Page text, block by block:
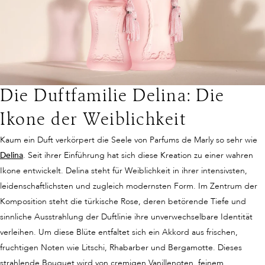
Les Premiers Féminine
Die Premiers-Kollektion zeichnet sich durch ihre besondere Raffinesse
und feine Nuancierung aus. Sie richtet sich an Frauen, die Wert auf
subtile, elegante Kompositionen legen, die dennoch einen
unverkennbaren Eindruck hinterlassen. Hier stehen zarte florale
Akkorde, delikate Früchte und weiche Hölzer im Vordergrund. Jeder
Duft ist wie ein poetisches Gemälde, das in leisen, aber tief
bewegenden Tönen eine Geschichte erzählt.
kraftvoll als auch elegant wirken. Sie sprechen Männer an, die Parfum
nicht nur als Accessoire begreifen, sondern als Teil ihrer Identität.
Parfums de Marly bietet vier Kollektionen für Herren, die jeweils eine
eigene Duftphilosophie verkörpern: Les Signatures Masculine, Les
Premiers Masculine, Les Exclusifs Masculine und Les Eaux Intenses.
Les Signatures Masculine
, der mit einer unverwechselbaren Mischung aus Apfel, Vanille
und edlen Hölzern weltweite Bekanntheit erlangt hat, oder
durch Tabak, Zimt und Vanille maskuline Sinnlichkeit neu definiert,
gehören zu dieser Linie. Diese Kompositionen sind zeitlose Klassiker,
die den unverkennbaren Stil von Parfums de Marly verkörpern:
kraftvoll, elegant und voller Ausstrahlung.
Die Duftfamilie Delina: Die
Ikone der Weiblichkeit
Kaum ein Duft verkörpert die Seele von Parfums de Marly so sehr wie
Delina. Seit ihrer Einführung hat sich diese Kreation zu einer wahren
Ikone entwickelt. Delina steht für Weiblichkeit in ihrer intensivsten,
leidenschaftlichsten und zugleich modernsten Form. Im Zentrum der
Komposition steht die türkische Rose, deren betörende Tiefe und
sinnliche Ausstrahlung der Duftlinie ihre unverwechselbare Identität
verleihen. Um diese Blüte entfaltet sich ein Akkord aus frischen,
fruchtigen Noten wie Litschi, Rhabarber und Bergamotte. Dieses